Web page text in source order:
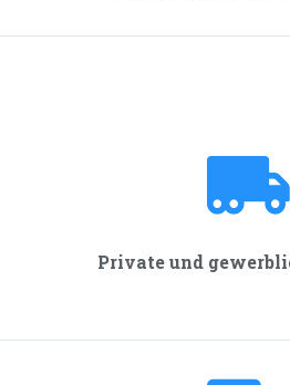
Private und